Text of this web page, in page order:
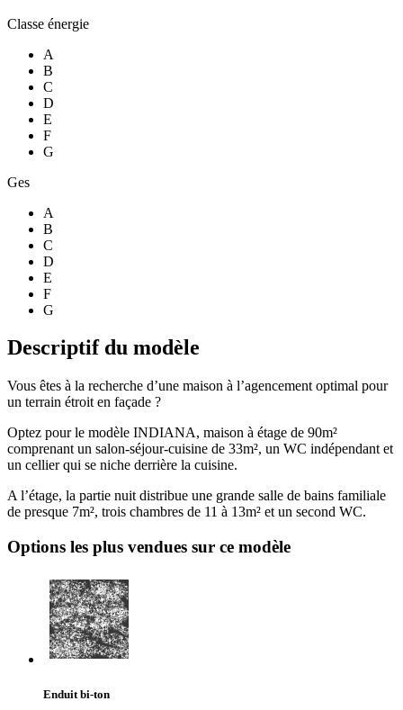
Classe énergie
A
B
C
D
E
F
G
Ges
A
B
C
D
E
F
G
Descriptif du modèle
Vous êtes à la recherche d’une maison à l’agencement optimal pour
un terrain étroit en façade ?
Optez pour le modèle INDIANA, maison à étage de 90m²
comprenant un salon-séjour-cuisine de 33m², un WC indépendant et
un cellier qui se niche derrière la cuisine.
A l’étage, la partie nuit distribue une grande salle de bains familiale
de presque 7m², trois chambres de 11 à 13m² et un second WC.
Options les plus vendues sur ce modèle
Enduit bi-ton